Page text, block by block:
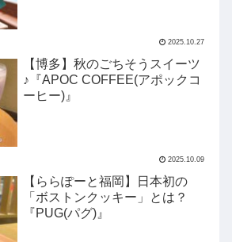
2025.10.27
【博多】秋のごちそうスイーツ
♪『APOC COFFEE(アポックコ
ーヒー)』
2025.10.09
【ららぽーと福岡】日本初の
「ボストンクッキー」とは？
『PUG(パグ)』